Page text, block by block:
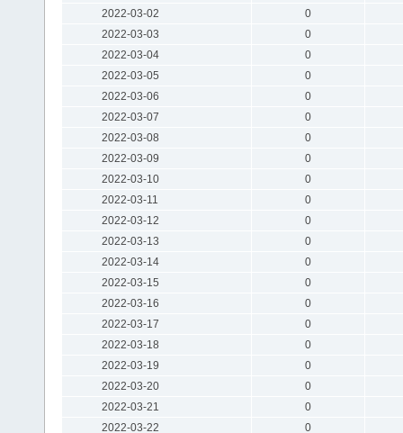
2022-03-02
0
2022-03-03
0
2022-03-04
0
2022-03-05
0
2022-03-06
0
2022-03-07
0
2022-03-08
0
2022-03-09
0
2022-03-10
0
2022-03-11
0
2022-03-12
0
2022-03-13
0
2022-03-14
0
2022-03-15
0
2022-03-16
0
2022-03-17
0
2022-03-18
0
2022-03-19
0
2022-03-20
0
2022-03-21
0
2022-03-22
0